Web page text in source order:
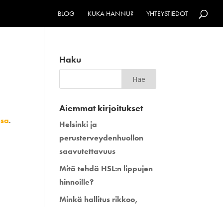
BLOG KUKA HANNU? YHTEYSTIEDOT
.
Haku
Aiemmat kirjoitukset
Helsinki ja
perusterveydenhuollon
saavutettavuus
Mitä tehdä HSL:n lippujen
hinnoille?
Minkä hallitus rikkoo,